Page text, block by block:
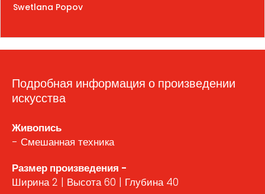
Swetlana Popov
Подробная информация о произведении
искусства
Живопись
- Смешанная техника
Размер произведения -
Ширина 2 | Высота 60 | Глубина 40